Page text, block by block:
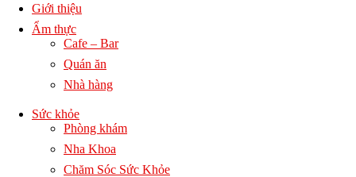
Giới thiệu
Ẩm thực
Cafe – Bar
Quán ăn
Nhà hàng
Sức khỏe
Phòng khám
Nha Khoa
Chăm Sóc Sức Khỏe